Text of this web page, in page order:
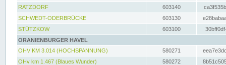
RATZDORF
603140
SCHWEDT-ODERBRÜCKE
603130
STÜTZKOW
603100
ORANIENBURGER HAVEL
OHV KM 3.014 (HOCHSPANNUNG)
580271
OHv km 1.467 (Blaues Wunder)
580272